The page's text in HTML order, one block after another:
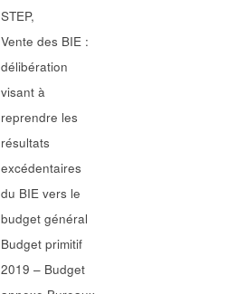
STEP,
Vente des BIE :
délibération
visant à
reprendre les
résultats
excédentaires
du BIE vers le
budget général
Budget primitif
2019 – Budget